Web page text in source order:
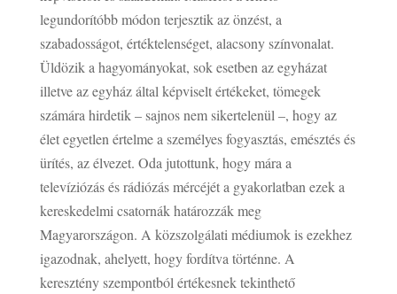
legundorítóbb módon terjesztik az önzést, a
szabadosságot, értéktelenséget, alacsony színvonalat.
Üldözik a hagyományokat, sok esetben az egyházat
illetve az egyház által képviselt értékeket, tömegek
számára hirdetik – sajnos nem sikertelenül –, hogy az
élet egyetlen értelme a személyes fogyasztás, emésztés és
ürítés, az élvezet. Oda jutottunk, hogy mára a
televíziózás és rádiózás mércéjét a gyakorlatban ezek a
kereskedelmi csatornák határozzák meg
Magyarországon. A közszolgálati médiumok is ezekhez
igazodnak, ahelyett, hogy fordítva történne. A
keresztény szempontból értékesnek tekinthető